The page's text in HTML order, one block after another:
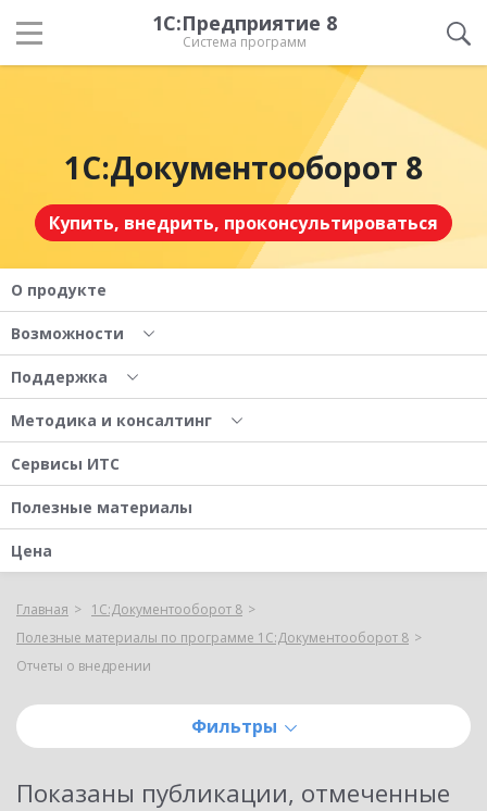
1С:Предприятие 8
Система программ
1С:Документооборот 8
Купить, внедрить, проконсультироваться
О продукте
Возможности
Поддержка
Методика и консалтинг
Сервисы ИТС
Полезные материалы
Цена
Главная
1С:Документооборот 8
Полезные материалы по программе 1С:Документооборот 8
Отчеты о внедрении
Фильтры
Показаны публикации, отмеченные